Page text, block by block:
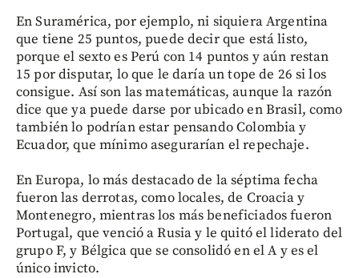
En Suramérica, por ejemplo, ni siquiera Argentina
que tiene 25 puntos, puede decir que está listo,
porque el sexto es Perú con 14 puntos y aún restan
15 por disputar, lo que le daría un tope de 26 si los
consigue. Así son las matemáticas, aunque la razón
dice que ya puede darse por ubicado en Brasil, como
también lo podrían estar pensando Colombia y
Ecuador, que mínimo asegurarían el repechaje.
En Europa, lo más destacado de la séptima fecha
fueron las derrotas, como locales, de Croacia y
Montenegro, mientras los más beneficiados fueron
Portugal, que venció a Rusia y le quitó el liderato del
grupo F, y Bélgica que se consolidó en el A y es el
único invicto.